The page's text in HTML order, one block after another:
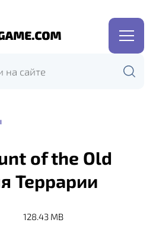
of the Old
Террарии
128.43 MB